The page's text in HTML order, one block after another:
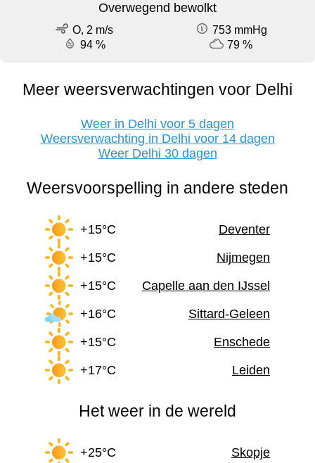
Overwegend bewolkt
O, 2 m/s
753 mmHg
94 %
79 %
Meer weersverwachtingen voor Delhi
Weer in Delhi voor 5 dagen
Weersverwachting in Delhi voor 14 dagen
Weer Delhi 30 dagen
Weersvoorspelling in andere steden
+15°C
Deventer
+15°C
Nijmegen
+15°C
Capelle aan den IJssel
+16°C
Sittard-Geleen
+15°C
Enschede
+17°C
Leiden
Het weer in de wereld
+25°C Skopje